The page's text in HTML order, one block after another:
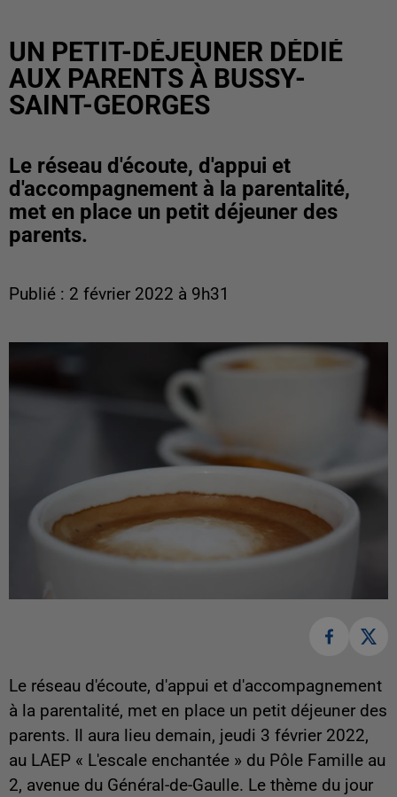
UN PETIT-DÉJEUNER DÉDIÉ
AUX PARENTS À BUSSY-
SAINT-GEORGES
Le réseau d'écoute, d'appui et
d'accompagnement à la parentalité,
met en place un petit déjeuner des
parents.
Publié : 2 février 2022 à 9h31
Le réseau d'écoute, d'appui et d'accompagnement
à la parentalité, met en place un petit déjeuner des
parents. Il aura lieu demain, jeudi 3 février 2022,
au LAEP « L'escale enchantée » du Pôle Famille au
2, avenue du Général-de-Gaulle. Le thème du jour